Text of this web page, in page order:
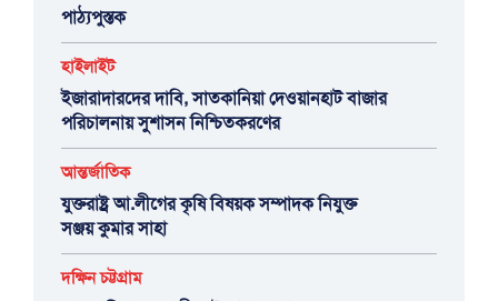
পাঠ্যপুস্তক
হাইলাইট
ইজারাদারদের দাবি, সাতকানিয়া দেওয়ানহাট বাজার
পরিচালনায় সুশাসন নিশ্চিতকরণের
আন্তর্জাতিক
যুক্তরাষ্ট্র আ.লীগের কৃষি বিষয়ক সম্পাদক নিযুক্ত
সঞ্জয় কুমার সাহা
দক্ষিন চট্টগ্রাম